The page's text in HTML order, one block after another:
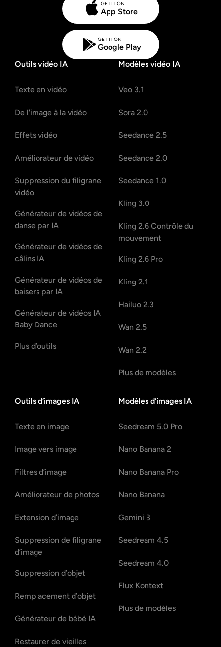
GET IT ON
App Store
GET IT ON
Google Play
Outils vidéo IA
Texte en vidéo
De l'image à la vidéo
Effets vidéo
Améliorateur de vidéo
Suppression du filigrane
vidéo
Générateur de vidéos de
danse par IA
Générateur de vidéos de
câlins IA
Générateur de vidéos de
baisers par IA
Générateur de vidéos IA
Baby Dance
Plus d’outils
Modèles vidéo IA
Veo 3.1
Sora 2.0
Seedance 2.5
Seedance 2.0
Seedance 1.0
Kling 3.0
Kling 2.6 Contrôle du
mouvement
Kling 2.6 Pro
Kling 2.1
Hailuo 2.3
Wan 2.5
Wan 2.2
Plus de modèles
Outils d’images IA
Texte en image
Image vers image
Filtres d’image
Améliorateur de photos
Extension d’image
Suppression de filigrane
d’image
Suppression d’objet
Remplacement d’objet
Générateur de bébé IA
Restaurer de vieilles
Modèles d’images IA
Seedream 5.0 Pro
Nano Banana 2
Nano Banana Pro
Nano Banana
Gemini 3
Seedream 4.5
Seedream 4.0
Flux Kontext
Plus de modèles